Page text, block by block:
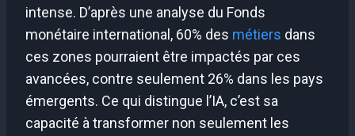
intense. D’après une analyse du Fonds
monétaire international, 60% des métiers dans
ces zones pourraient être impactés par ces
avancées, contre seulement 26% dans les pays
émergents. Ce qui distingue l’IA, c’est sa
capacité à transformer non seulement les